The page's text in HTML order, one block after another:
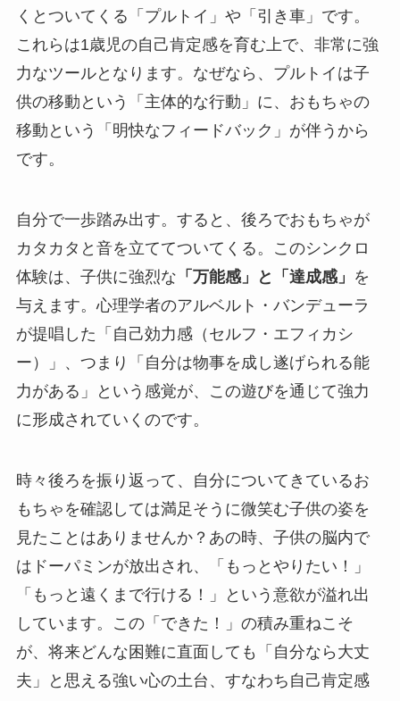
くとついてくる「プルトイ」や「引き車」です。
これらは1歳児の自己肯定感を育む上で、非常に強
力なツールとなります。なぜなら、プルトイは子
供の移動という「主体的な行動」に、おもちゃの
移動という「明快なフィードバック」が伴うから
です。
自分で一歩踏み出す。すると、後ろでおもちゃが
カタカタと音を立ててついてくる。このシンクロ
体験は、子供に強烈な 「万能感」と「達成感」 を
与えます。心理学者のアルベルト・バンデューラ
が提唱した「自己効力感（セルフ・エフィカシ
ー）」、つまり「自分は物事を成し遂げられる能
力がある」という感覚が、この遊びを通じて強力
に形成されていくのです。
時々後ろを振り返って、自分についてきているお
もちゃを確認しては満足そうに微笑む子供の姿を
見たことはありませんか？あの時、子供の脳内で
はドーパミンが放出され、「もっとやりたい！」
「もっと遠くまで行ける！」という意欲が溢れ出
しています。この「できた！」の積み重ねこそ
が、将来どんな困難に直面しても「自分なら大丈
夫」と思える強い心の土台、すなわち自己肯定感